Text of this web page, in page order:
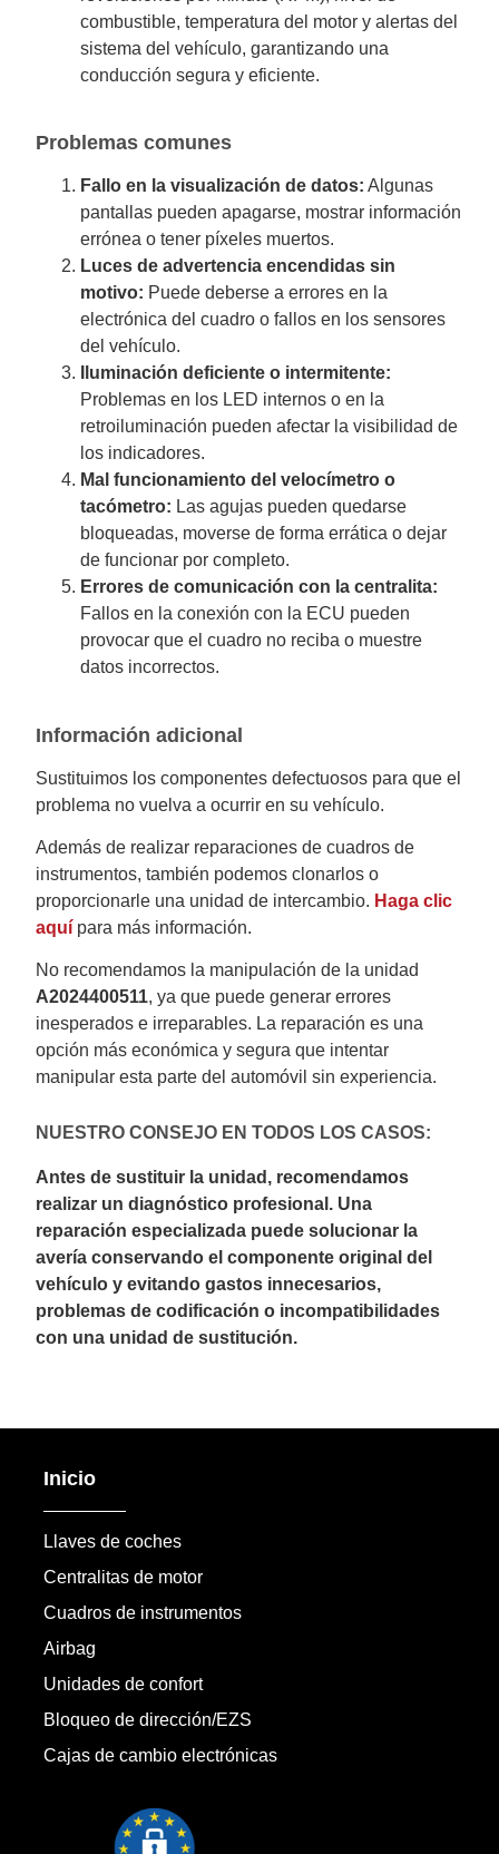
combustible, temperatura del motor y alertas del
sistema del vehículo, garantizando una
conducción segura y eficiente.
Problemas comunes
Fallo en la visualización de datos: Algunas
pantallas pueden apagarse, mostrar información
errónea o tener píxeles muertos.
Luces de advertencia encendidas sin
motivo: Puede deberse a errores en la
electrónica del cuadro o fallos en los sensores
del vehículo.
Iluminación deficiente o intermitente:
Problemas en los LED internos o en la
retroiluminación pueden afectar la visibilidad de
los indicadores.
Mal funcionamiento del velocímetro o
tacómetro: Las agujas pueden quedarse
bloqueadas, moverse de forma errática o dejar
de funcionar por completo.
Errores de comunicación con la centralita:
Fallos en la conexión con la ECU pueden
provocar que el cuadro no reciba o muestre
datos incorrectos.
Información adicional
Sustituimos los componentes defectuosos para que el
problema no vuelva a ocurrir en su vehículo.
Además de realizar reparaciones de cuadros de
instrumentos, también podemos clonarlos o
proporcionarle una unidad de intercambio. Haga clic
aquí para más información.
No recomendamos la manipulación de la unidad
A2024400511, ya que puede generar errores
inesperados e irreparables. La reparación es una
opción más económica y segura que intentar
manipular esta parte del automóvil sin experiencia.
NUESTRO CONSEJO EN TODOS LOS CASOS:
Antes de sustituir la unidad, recomendamos
realizar un diagnóstico profesional. Una
reparación especializada puede solucionar la
avería conservando el componente original del
vehículo y evitando gastos innecesarios,
problemas de codificación o incompatibilidades
con una unidad de sustitución.
Inicio
Llaves de coches
Centralitas de motor
Cuadros de instrumentos
Airbag
Unidades de confort
Bloqueo de dirección/EZS
Cajas de cambio electrónicas